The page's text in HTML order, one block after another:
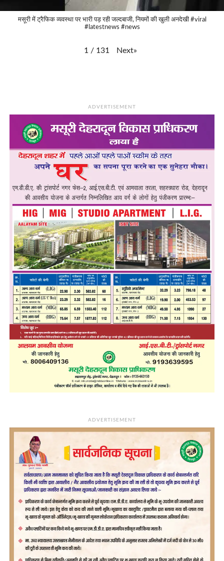
मसूरी में ट्रैफिक व्यवस्था पर भारी पड़ रही जल्दबाजी, नियमों की खुली अनदेखी #viral
#latestnews #news
1 / 131 Next»
ADVERTISEMENT
ADVERTISEMENT